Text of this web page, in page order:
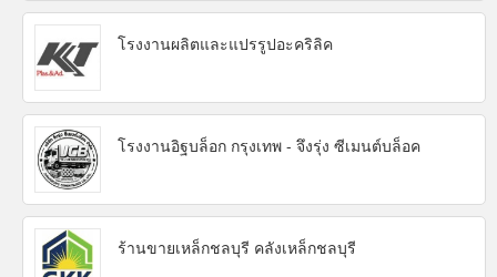
โรงงานผลิตและแปรรูปอะคริลิค
โรงงานอิฐบล็อก กรุงเทพ - จึงรุ่ง ซีเมนต์บล็อค
ร้านขายเหล็กชลบุรี คลังเหล็กชลบุรี